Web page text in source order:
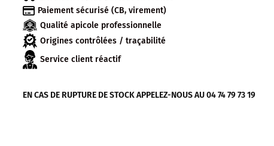
 Paiement sécurisé (CB, virement)
Qualité apicole professionnelle
Origines contrôlées / traçabilité
Service client réactif
EN CAS DE RUPTURE DE STOCK APPELEZ-NOUS AU 04 74 79 73 19